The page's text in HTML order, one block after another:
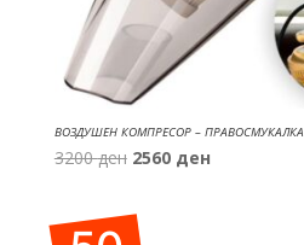
ВОЗДУШЕН КОМПРЕСОР – ПРАВОСМУКАЛКА
3200ден Original
was:
3200 ден.
2560 денCurrent